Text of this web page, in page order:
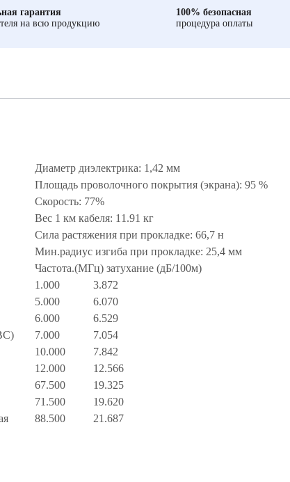
гарантия
на всю продукцию
100% безопасная
процедура оплаты
Диаметр диэлектрика: 1,42 мм
Площадь проволочного покрытия (экрана): 95 %
Скорость: 77%
Вес 1 км кабеля: 11.91 кг
Сила растяжения при прокладке: 66,7 н
Мин.радиус изгиба при прокладке: 25,4 мм
Частота.(МГц) затухание (дБ/100м)
1.000 3.872
5.000 6.070
6.000 6.529
7.000 7.054
10.000 7.842
12.000 12.566
67.500 19.325
71.500 19.620
88.500 21.687